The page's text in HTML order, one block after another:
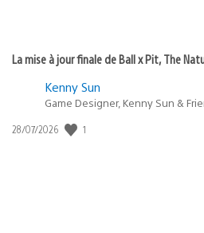
La mise à jour finale de Ball x Pit, The
Kenny Sun
Game Designer, Kenny Sun &
Date
28/07/2026 1